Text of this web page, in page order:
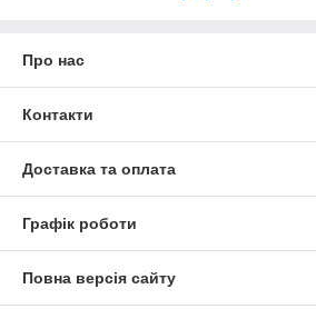
Про нас
Контакти
Доставка та оплата
Графік роботи
Повна версія сайту